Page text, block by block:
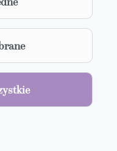
Radia im. Witolda
Koncert Symfoniczny